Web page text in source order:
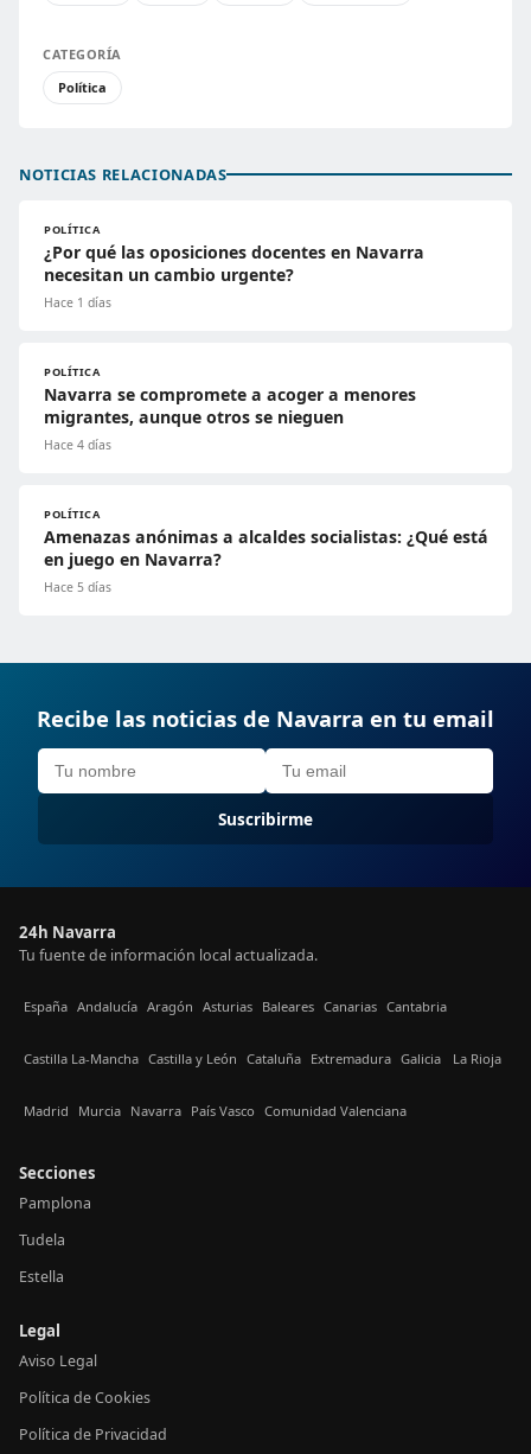
CATEGORÍA
Política
NOTICIAS RELACIONADAS
POLÍTICA
¿Por qué las oposiciones docentes en Navarra
necesitan un cambio urgente?
Hace 1 días
POLÍTICA
Navarra se compromete a acoger a menores
migrantes, aunque otros se nieguen
Hace 4 días
POLÍTICA
Amenazas anónimas a alcaldes socialistas: ¿Qué está
en juego en Navarra?
Hace 5 días
Recibe las noticias de Navarra en tu email
Suscribirme
24h Navarra
Tu fuente de información local actualizada.
España Andalucía Aragón Asturias Baleares Canarias Cantabria
Castilla La-Mancha Castilla y León Cataluña Extremadura Galicia La Rioja
Madrid Murcia Navarra País Vasco Comunidad Valenciana
Secciones
Pamplona
Tudela
Estella
Legal
Aviso Legal
Política de Cookies
Política de Privacidad